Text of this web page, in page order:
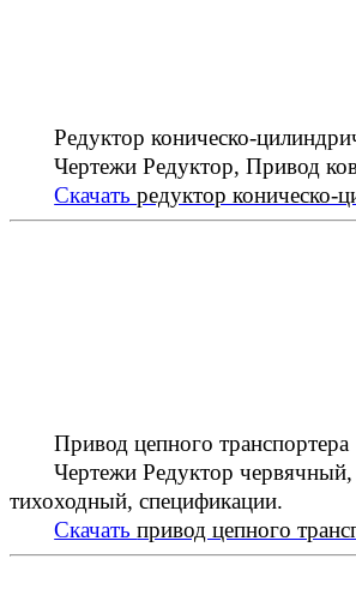
Редуктор коническо-
Чертежи Редуктор, Привод
Скачатьредуктор коническо-
Привод цепного транспортера
Чертежи Редуктор
тихоходный, спецификации.
Скачатьпривод цепного